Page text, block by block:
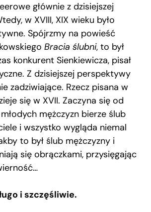
głównie z dzisiejszej
w XVIII, XIX wieku było
Spójrzmy na powieść
Bracia ślubni, to był
konkurent Sienkiewicza, pisał
Z dzisiejszej perspektywy
zadziwiające. Rzecz pisana w
się w XVII. Zaczyna się od
mężczyzn bierze ślub
i wszystko wygląda niemal
to był ślub mężczyzny i
się obrączkami, przysięgając
i szczęśliwie.